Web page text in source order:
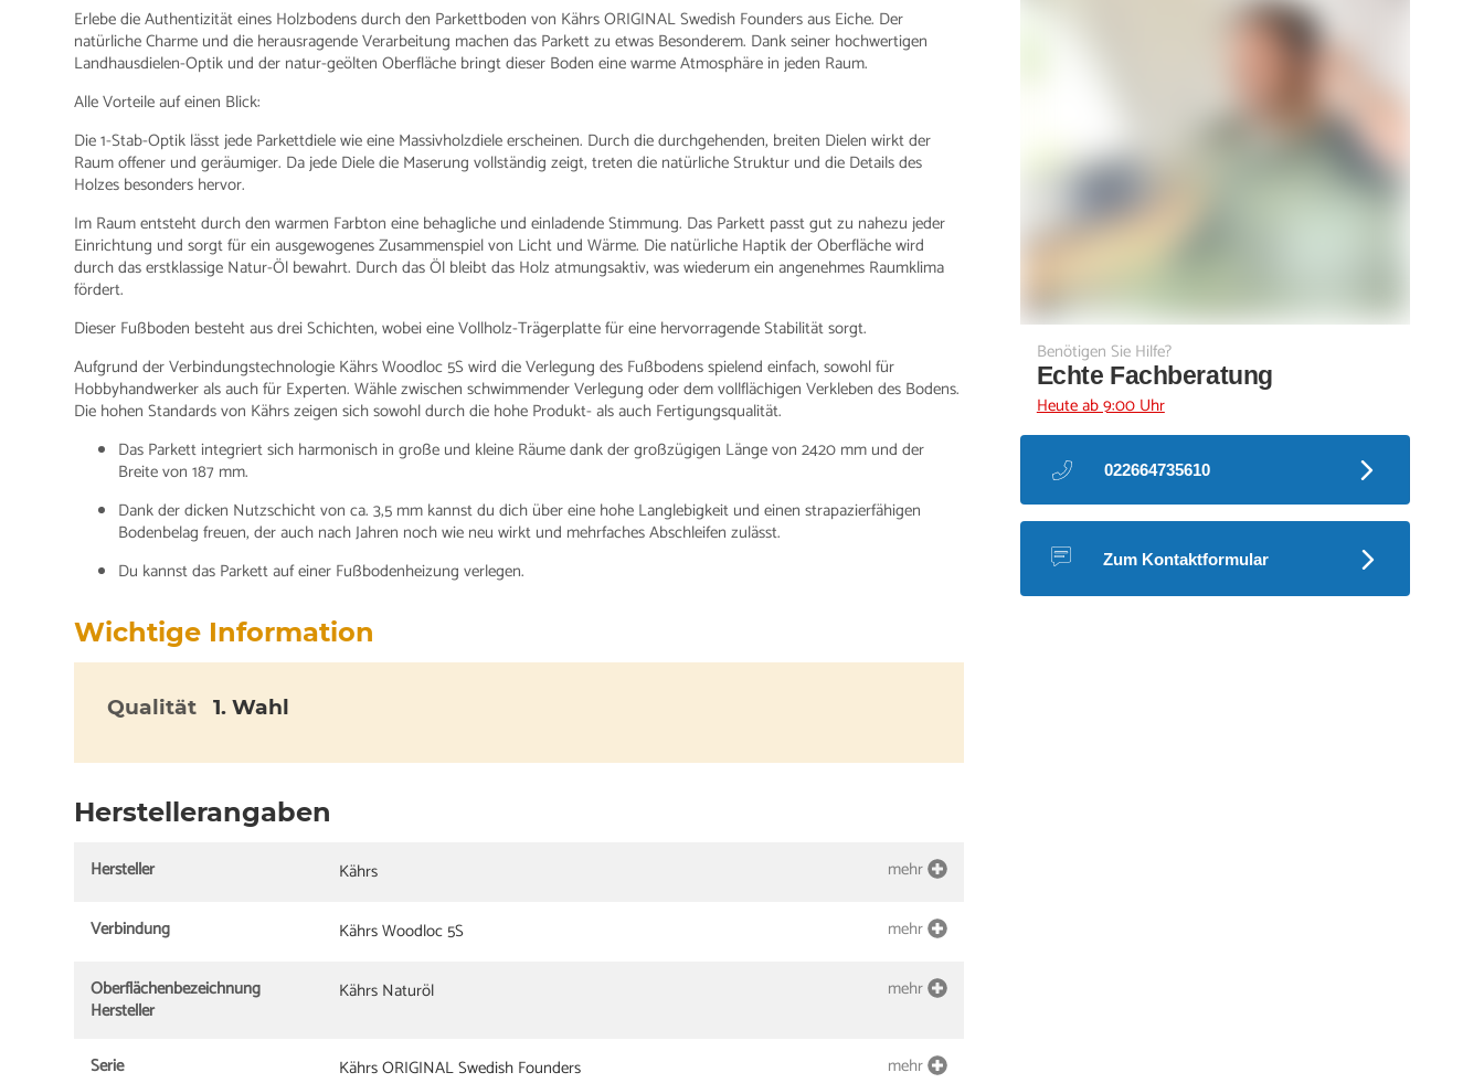
Erlebe die Authentizität eines Holzbodens durch den Parkettboden von Kährs ORIGINAL Swedish Founders aus Eiche. Der
natürliche Charme und die herausragende Verarbeitung machen das Parkett zu etwas Besonderem. Dank seiner hochwertigen
Landhausdielen-Optik und der natur-geölten Oberfläche bringt dieser Boden eine warme Atmosphäre in jeden Raum.
Alle Vorteile auf einen Blick:
Die 1-Stab-Optik lässt jede Parkettdiele wie eine Massivholzdiele erscheinen. Durch die durchgehenden, breiten Dielen wirkt der
Raum offener und geräumiger. Da jede Diele die Maserung vollständig zeigt, treten die natürliche Struktur und die Details des
Holzes besonders hervor.
Im Raum entsteht durch den warmen Farbton eine behagliche und einladende Stimmung. Das Parkett passt gut zu nahezu jeder
Einrichtung und sorgt für ein ausgewogenes Zusammenspiel von Licht und Wärme. Die natürliche Haptik der Oberfläche wird
durch das erstklassige Natur-Öl bewahrt. Durch das Öl bleibt das Holz atmungsaktiv, was wiederum ein angenehmes Raumklima
fördert.
Dieser Fußboden besteht aus drei Schichten, wobei eine Vollholz-Trägerplatte für eine hervorragende Stabilität sorgt.
Aufgrund der Verbindungstechnologie Kährs Woodloc 5S wird die Verlegung des Fußbodens spielend einfach, sowohl für
Hobbyhandwerker als auch für Experten. Wähle zwischen schwimmender Verlegung oder dem vollflächigen Verkleben des Bodens.
Die hohen Standards von Kährs zeigen sich sowohl durch die hohe Produkt- als auch Fertigungsqualität.
Das Parkett integriert sich harmonisch in große und kleine Räume dank der großzügigen Länge von 2420 mm und der
Breite von 187 mm.
Dank der dicken Nutzschicht von ca. 3,5 mm kannst du dich über eine hohe Langlebigkeit und einen strapazierfähigen
Bodenbelag freuen, der auch nach Jahren noch wie neu wirkt und mehrfaches Abschleifen zulässt.
Du kannst das Parkett auf einer Fußbodenheizung verlegen.
Wichtige Information
Qualität 1. Wahl
Herstellerangaben
Hersteller Kährs mehr
Verbindung Kährs Woodloc 5S mehr
Oberflächenbezeichnung
Hersteller
Kährs Naturöl mehr
Serie Kährs ORIGINAL Swedish Founders mehr
Benötigen Sie Hilfe?
Echte Fachberatung
Heute ab 9:00 Uhr
022664735610
Zum Kontaktformular